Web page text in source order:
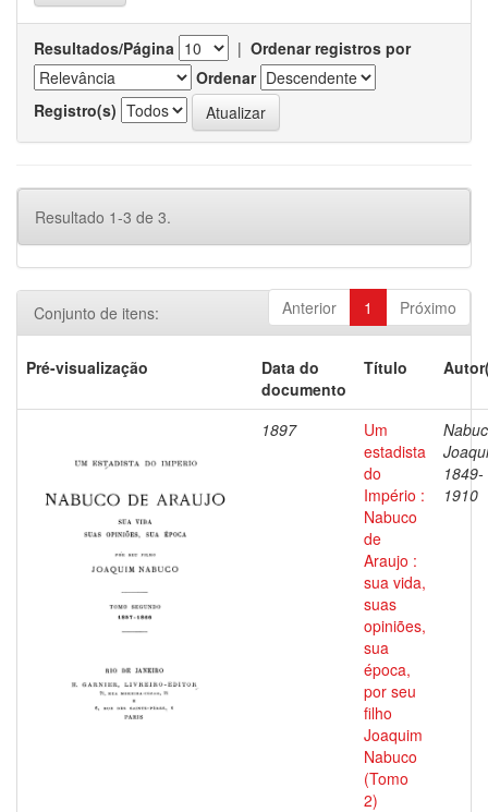
Resultados/Página | Ordenar registros por
Ordenar
Registro(s)
Resultado 1-3 de 3.
Anterior 1 Próximo
Conjunto de itens:
Pré-visualização
Data do
documento
Título
1897
Um
estadista
do
Império :
Nabuco
de
Araujo :
sua vida,
suas
opiniões,
sua
época,
por seu
filho
Joaquim
Nabuco
(Tomo
2)
1849-
1910